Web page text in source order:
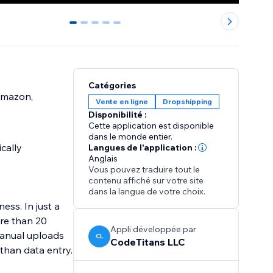
0 1 2 3 4
In just a
than 20
uploads
data entry.
Catégories
Vente en ligne Dropshipping
Disponibilité :
Cette application est disponible
dans le monde entier.
Langues de l'application :
Anglais
Vous pouvez traduire tout le
contenu affiché sur votre site
dans la langue de votre choix.
CL
Appli développée par
CodeTitans LLC